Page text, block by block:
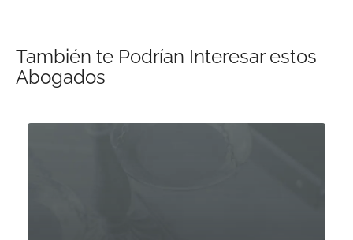
También te Podrían Interesar estos
Abogados